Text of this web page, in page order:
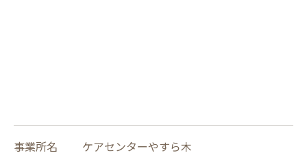
事業所名 ケアセンターやすら木